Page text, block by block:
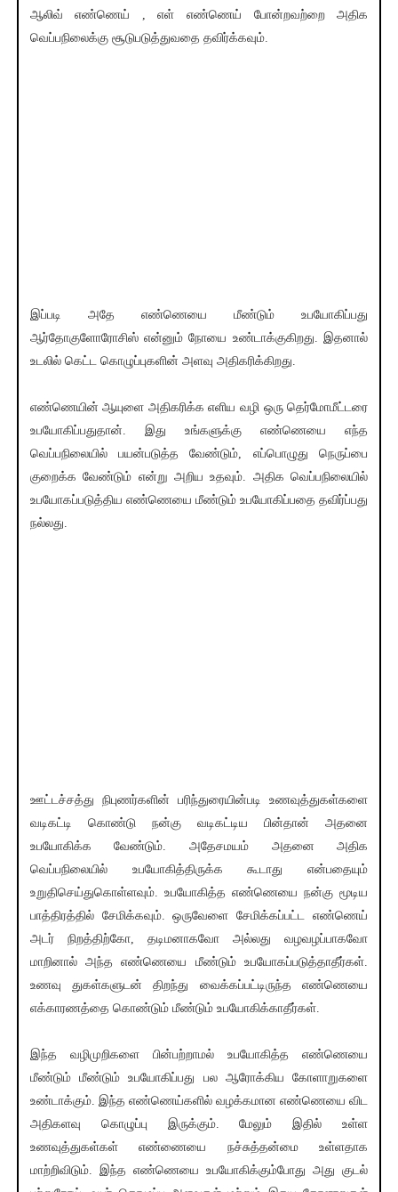
ஆலிவ் எண்ணெய் , எள் எண்ணெய் போன்றவற்றை அதிக
வெப்பநிலைக்கு சூடுபடுத்துவதை தவிர்க்கவும்.
இப்படி அதே எண்ணெயை மீண்டும் உபயோகிப்பது
ஆர்தோகுளோரோசிஸ் என்னும் நோயை உண்டாக்குகிறது. இதனால்
உடலில் கெட்ட கொழுப்புகளின் அளவு அதிகரிக்கிறது.
எண்ணெயின் ஆயுளை அதிகரிக்க எளிய வழி ஒரு தெர்மோமீட்டரை
உபயோகிப்பதுதான். இது உங்களுக்கு எண்ணெயை எந்த
வெப்பநிலையில் பயன்படுத்த வேண்டும், எப்பொழுது நெருப்பை
குறைக்க வேண்டும் என்று அறிய உதவும். அதிக வெப்பநிலையில்
உபயோகப்படுத்திய எண்ணெயை மீண்டும் உபயோகிப்பதை தவிர்ப்பது
நல்லது.
ஊட்டச்சத்து நிபுணர்களின் பரிந்துரையின்படி உணவுத்துகள்களை
வடிகட்டி கொண்டு நன்கு வடிகட்டிய பின்தான் அதனை
உபயோகிக்க வேண்டும். அதேசமயம் அதனை அதிக
வெப்பநிலையில் உபயோகித்திருக்க கூடாது என்பதையும்
உறுதிசெய்துகொள்ளவும். உபயோகித்த எண்ணெயை நன்கு மூடிய
பாத்திரத்தில் சேமிக்கவும். ஒருவேளை சேமிக்கப்பட்ட எண்ணெய்
அடர் நிறத்திற்கோ, தடிமனாகவோ அல்லது வழவழப்பாகவோ
மாறினால் அந்த எண்ணெயை மீண்டும் உபயோகப்படுத்தாதீர்கள்.
உணவு துகள்களுடன் திறந்து வைக்கப்பட்டிருந்த எண்ணெயை
எக்காரணத்தை கொண்டும் மீண்டும் உபயோகிக்காதீர்கள்.
இந்த வழிமுறிகளை பின்பற்றாமல் உபயோகித்த எண்ணெயை
மீண்டும் மீண்டும் உபயோகிப்பது பல ஆரோக்கிய கோளாறுகளை
உண்டாக்கும். இந்த எண்ணெய்களில் வழக்கமான எண்ணெயை விட
அதிகளவு கொழுப்பு இருக்கும். மேலும் இதில் உள்ள
உணவுத்துகள்கள் எண்ணையை நச்சுத்தன்மை உள்ளதாக
மாற்றிவிடும். இந்த எண்ணெயை உபயோகிக்கும்போது அது குடல்